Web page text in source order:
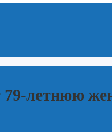
79-летнюю